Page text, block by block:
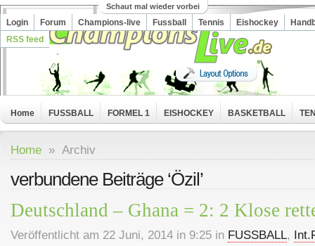
Schaut mal wieder vorbei
Login Forum Champions-live Fussball Tennis Eishockey
RSS feed
Home FUSSBALL FORMEL 1 EISHOCKEY BASKETBALL
Home » Archiv
verbundene Beiträge ‘Özil’
Deutschland – Ghana = 2: 2 Klose
Veröffentlicht am 22 Juni, 2014 in 9:25 in FUSSBALL,